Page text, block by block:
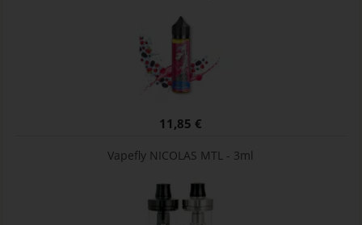
11,85 €
Vapefly NICOLAS MTL - 3ml